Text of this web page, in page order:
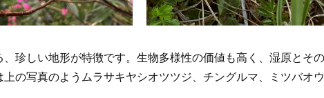
珍しい地形が特徴です。生物多様性の価値も高く、湿原とそ
の写真のようムラサキヤシオツツジ、チングルマ、ミツバオ